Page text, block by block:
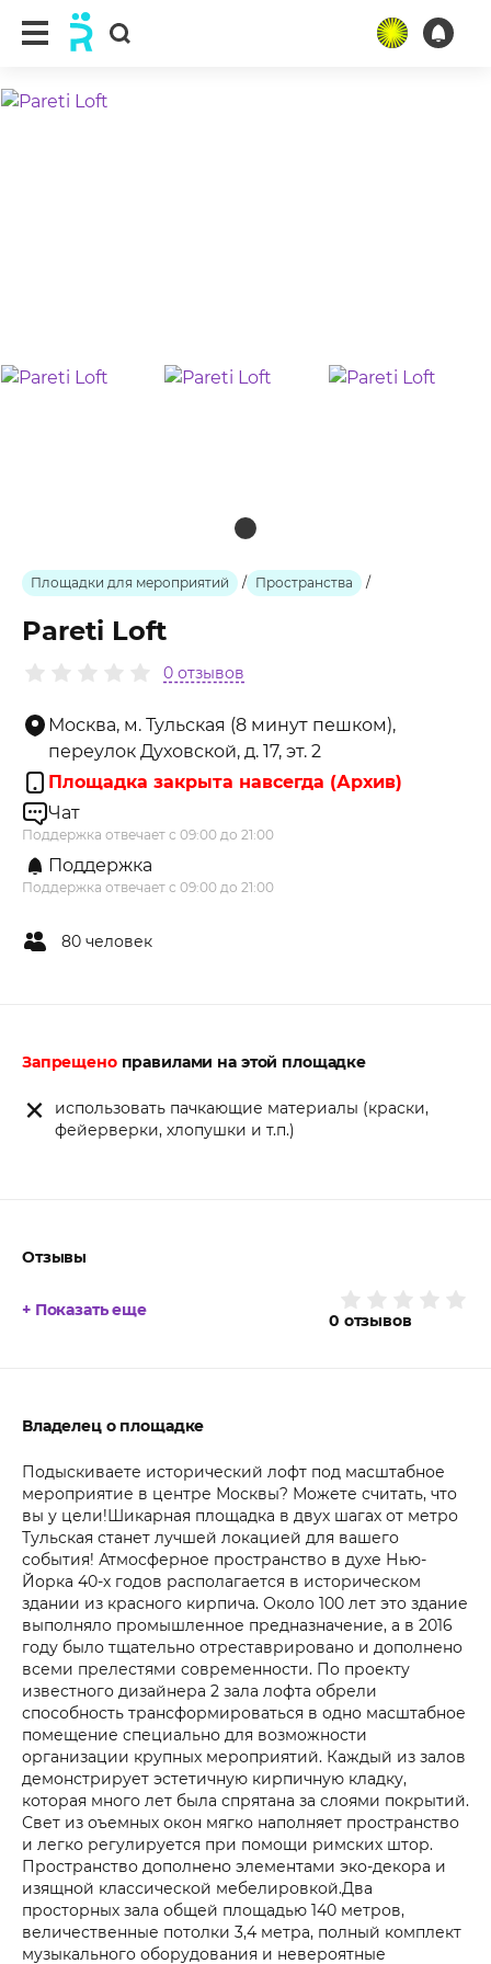
Площадки для мероприятий / Пространства /
Pareti Loft
0 отзывов
Москва, м. Тульская (8 минут пешком),
переулок Духовской, д. 17, эт. 2
Площадка закрыта навсегда (Архив)
Чат
Поддержка отвечает с 09:00 до 21:00
Поддержка
Поддержка отвечает с 09:00 до 21:00
80 человек
Запрещеноправилами на этой площадке
использовать пачкающие материалы (краски,
фейерверки, хлопушки и т.п.)
Отзывы
0 отзывов
+ Показать еще
Владелец о площадке
Подыскиваете исторический лофт под масштабное
мероприятие в центре Москвы? Можете считать, что
вы у цели!Шикарная площадка в двух шагах от метро
Тульская станет лучшей локацией для вашего
события! Атмосферное пространство в духе Нью-
Йорка 40-х годов располагается в историческом
здании из красного кирпича. Около 100 лет это здание
выполняло промышленное предназначение, а в 2016
году было тщательно отреставрировано и дополнено
всеми прелестями современности. По проекту
известного дизайнера 2 зала лофта обрели
способность трансформироваться в одно масштабное
помещение специально для возможности
организации крупных мероприятий. Каждый из залов
демонстрирует эстетичную кирпичную кладку,
которая много лет была спрятана за слоями покрытий.
Свет из оъемных окон мягко наполняет пространство
и легко регулируется при помощи римских штор.
Пространство дополнено элементами эко-декора и
изящной классической мебелировкой.Два
просторных зала общей площадью 140 метров,
величественные потолки 3,4 метра, полный комплект
музыкального оборудования и невероятные